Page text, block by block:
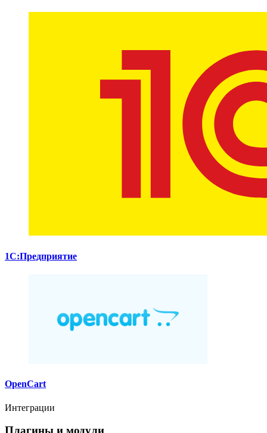
1С:Предприятие
OpenCart
Интеграции
Плагины и модули